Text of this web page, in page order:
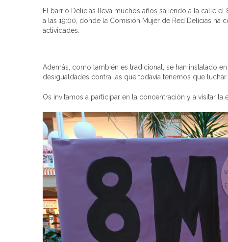
El barrio Delicias lleva muchos años saliendo a la calle
a las 19:00, donde la Comisión Mujer de Red Delicias ha
actividades.
Además, como también es tradicional, se han instalado
desigualdades contra las que todavía tenemos que
Os invitamos a participar en la concentración y a visitar la